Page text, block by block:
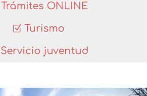
Trámites ONLINE
Turismo
Servicio juventud